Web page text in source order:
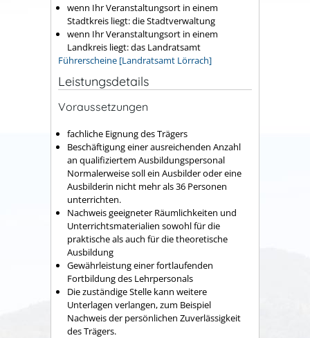
wenn Ihr Veranstaltungsort in einem
Stadtkreis liegt: die Stadtverwaltung
wenn Ihr Veranstaltungsort in einem
Landkreis liegt: das Landratsamt
Führerscheine [Landratsamt Lörrach]
Leistungsdetails
Voraussetzungen
fachliche Eignung des Trägers
Beschäftigung einer ausreichenden Anzahl
an qualifiziertem Ausbildungspersonal
Normalerweise soll ein Ausbilder oder eine
Ausbilderin nicht mehr als 36 Personen
unterrichten.
Nachweis geeigneter Räumlichkeiten und
Unterrichtsmaterialien sowohl für die
praktische als auch für die theoretische
Ausbildung
Gewährleistung einer fortlaufenden
Fortbildung des Lehrpersonals
Die zuständige Stelle kann weitere
Unterlagen verlangen, zum Beispiel
Nachweis der persönlichen Zuverlässigkeit
des Trägers.